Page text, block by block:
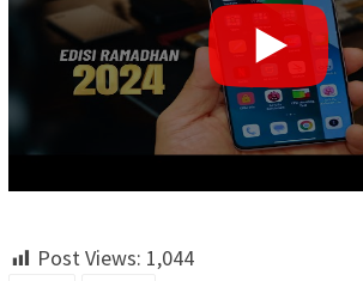
Post Views: 1,044